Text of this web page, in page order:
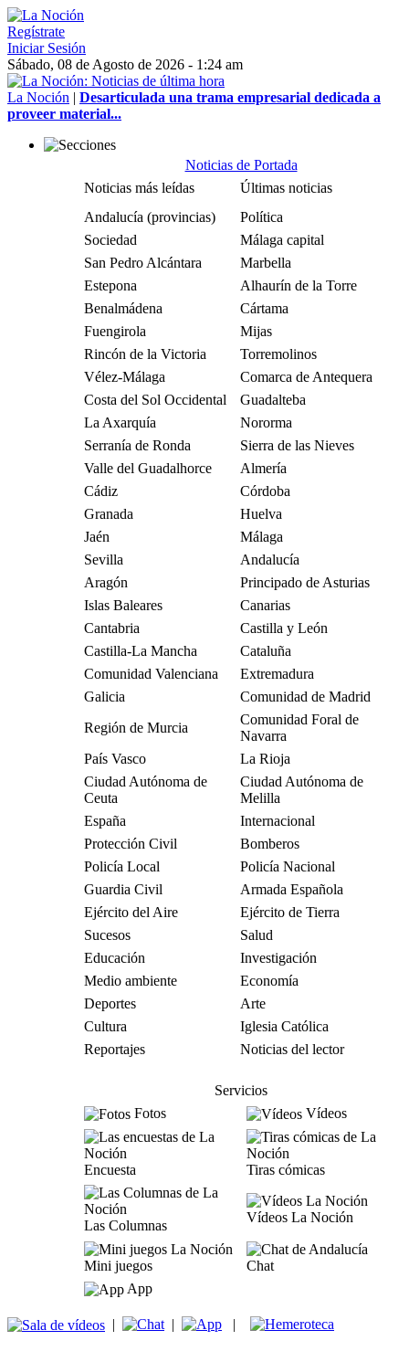
Regístrate
Iniciar Sesión
Sábado, 08 de Agosto de 2026 - 1:24 am
La Noción | Desarticulada una trama empresarial dedicada a
proveer material...
Noticias de Portada
Noticias más leídas
Últimas noticias
Andalucía (provincias)
Política
Sociedad
Málaga capital
San Pedro Alcántara
Marbella
Estepona
Alhaurín de la Torre
Benalmádena
Cártama
Fuengirola
Mijas
Rincón de la Victoria
Torremolinos
Vélez-Málaga
Comarca de Antequera
Costa del Sol Occidental
Guadalteba
La Axarquía
Nororma
Serranía de Ronda
Sierra de las Nieves
Valle del Guadalhorce
Almería
Cádiz
Córdoba
Granada
Huelva
Jaén
Málaga
Sevilla
Andalucía
Aragón
Principado de Asturias
Islas Baleares
Canarias
Cantabria
Castilla y León
Castilla-La Mancha
Cataluña
Comunidad Valenciana
Extremadura
Galicia
Comunidad de Madrid
Región de Murcia
Comunidad Foral de
Navarra
País Vasco
La Rioja
Ciudad Autónoma de
Ceuta
Ciudad Autónoma de
Melilla
España
Internacional
Protección Civil
Bomberos
Policía Local
Policía Nacional
Guardia Civil
Armada Española
Ejército del Aire
Ejército de Tierra
Sucesos
Salud
Educación
Investigación
Medio ambiente
Economía
Deportes
Arte
Cultura
Iglesia Católica
Reportajes
Noticias del lector
Servicios
Fotos
Vídeos
Encuesta Tiras cómicas
Las Columnas
Vídeos La Noción
Mini juegos
Chat
App
| | |